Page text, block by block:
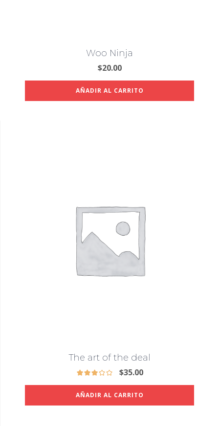
Woo Ninja
$20.00
AÑADIR AL CARRITO
The art of the deal
$35.00
AÑADIR AL CARRITO